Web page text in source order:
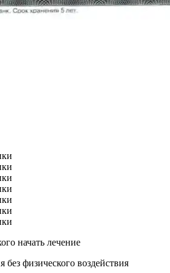
начать лечение
без физического воздействия